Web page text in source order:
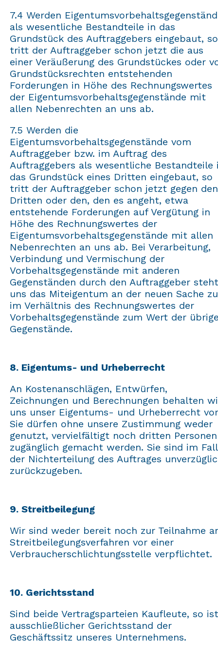
7.4 Werden
als wesentliche Bestandteile in das
Grundstück des Auftraggebers eingebaut, so
tritt der Auftraggeber schon jetzt die aus
einer Veräußerung des Grundstückes oder
Grundstücksrechten entstehenden
Forderungen in Höhe des Rechnungswertes
der Eigentumsvorbehaltsgegenstände mit
allen Nebenrechten an uns ab.
7.5 Werden die
Eigentumsvorbehaltsgegenstände vom
Auftraggeber bzw. im Auftrag des
Auftraggebers als wesentliche Bestandteile
das Grundstück eines Dritten eingebaut, so
tritt der Auftraggeber schon jetzt gegen den
Dritten oder den, den es angeht, etwa
entstehende Forderungen auf Vergütung in
Höhe des Rechnungswertes der
Eigentumsvorbehaltsgegenstände mit allen
Nebenrechten an uns ab. Bei Verarbeitung,
Verbindung und Vermischung der
Vorbehaltsgegenstände mit anderen
Gegenständen durch den Auftraggeber steht
uns das Miteigentum an der neuen Sache zu
im Verhältnis des Rechnungswertes der
Vorbehaltsgegenstände zum Wert der
Gegenstände.
8. Eigentums- und Urheberrecht
An Kostenanschlägen, Entwürfen,
Zeichnungen und Berechnungen behalten
uns unser Eigentums- und Urheberrecht
Sie dürfen ohne unsere Zustimmung weder
genutzt, vervielfältigt noch dritten Personen
zugänglich gemacht werden. Sie sind im
der Nichterteilung des Auftrages
zurückzugeben.
9. Streitbeilegung
Wir sind weder bereit noch zur Teilnahme
Streitbeilegungsverfahren vor einer
Verbraucherschlichtungsstelle verpflichtet.
10. Gerichtsstand
Sind beide Vertragsparteien Kaufleute, so ist
ausschließlicher Gerichtsstand der
Geschäftssitz unseres Unternehmens.